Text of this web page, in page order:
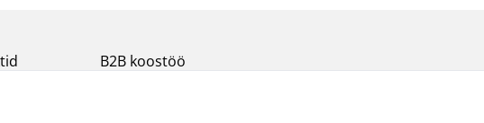
B2B koostöö